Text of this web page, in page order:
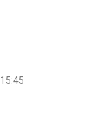
15:45